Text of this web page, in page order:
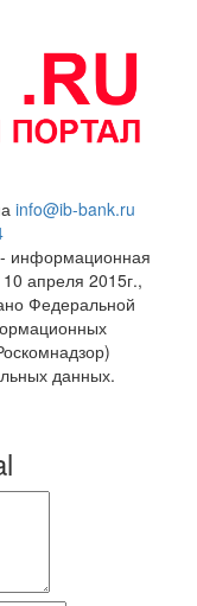
info@ib-bank.ru
информационная
апреля 2015г.,
Федеральной
данных.